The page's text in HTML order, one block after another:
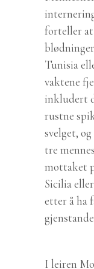
forteller at
Tunisia
vaktene
inkludert
rustne
svelget,
tre
mottaket
Sicilia
etter å ha
I leiren